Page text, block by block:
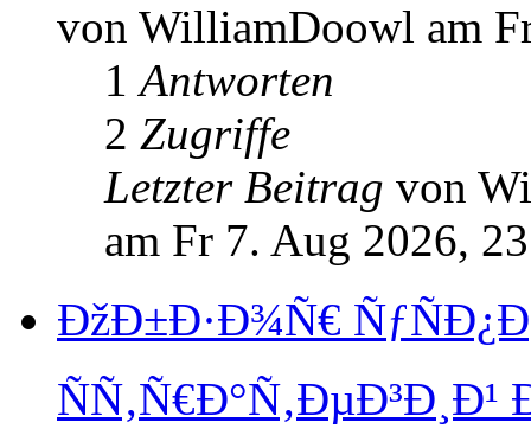
von WilliamDoowl am
1Antworten
2 Zugriffe
Letzter Beitrag von
am Fr 7. Aug 2026,
ÐžÐ±Ð·Ð¾Ñ€